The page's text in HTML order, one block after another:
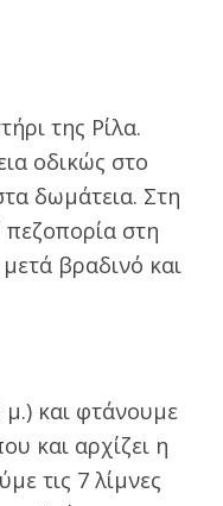
της Ρίλα.
οδικώς στο
δωμάτεια. Στη
πεζοπορία στη
βραδινό και
μ.) και φτάνουμε
και αρχίζει η
τις 7 λίμνες